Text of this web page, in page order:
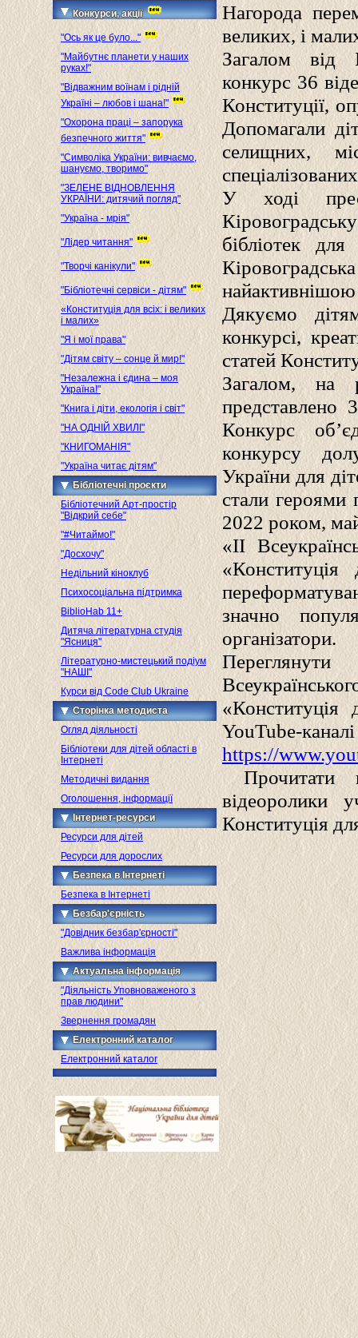
Конкурси, акції
"Ось як це було..."
"Майбутнє планети у наших
руках!"
"Відважним воїнам і рідній
Україні – любов і шана!"
"Охорона праці – запорука
безпечного життя"
"Символіка України: вивчаємо,
шануємо, творимо"
"ЗЕЛЕНЕ ВІДНОВЛЕННЯ
УКРАЇНИ: дитячий погляд"
"Україна - мрія"
"Лідер читання"
"Творчі канікули"
"Бібліотечні сервіси - дітям"
«Конституція для всіх: і великих
і малих»
"Я і мої права"
"Дітям світу – сонце й мир!"
"Незалежна і єдина – моя
Україна!"
"Книга і діти, екологія і світ"
"НА ОДНІЙ ХВИЛІ"
"КНИГОМАНІЯ"
"Україна читає дітям"
Бібліотечні проєкти
Бібліотечний Арт-простір
"Відкрий себе"
"#Читаймо!"
"Досхочу"
Недільний кіноклуб
Психосоціальна підтримка
BiblioHab 11+
Дитяча літературна студія
"Ясниця"
Літературно-мистецький подіум
"НАШІ"
Курси від Code Club Ukraine
Сторінка методиста
Огляд діяльності
Бібліотеки для дітей області в
Інтернеті
Методичні видання
Оголошення, інформації
Інтернет-ресурси
Ресурси для дітей
Ресурси для дорослих
Безпека в Інтернеті
Безпека в Інтернеті
Безбар'єрність
"Довідник безбар'єрності"
Важлива інформація
Актуальна інформація
"Діяльність Уповноваженого з
прав людини"
Звернення громадян
Електронний каталог
Електронний каталог
Нагорода
великих, і
Загалом від
конкурс 36
Конституції,
Допомагали
селищних,
У ході прес-
бібліотек
найактивнішою
Дякуємо
конкурсі,
статей
Загалом, на
представлено
Конкурс
конкурсу
України для
стали героями
2022 роком,
«ІІ
значно
організатори.
YouTube-
https://
Прочитати
відеоролики
Конституція